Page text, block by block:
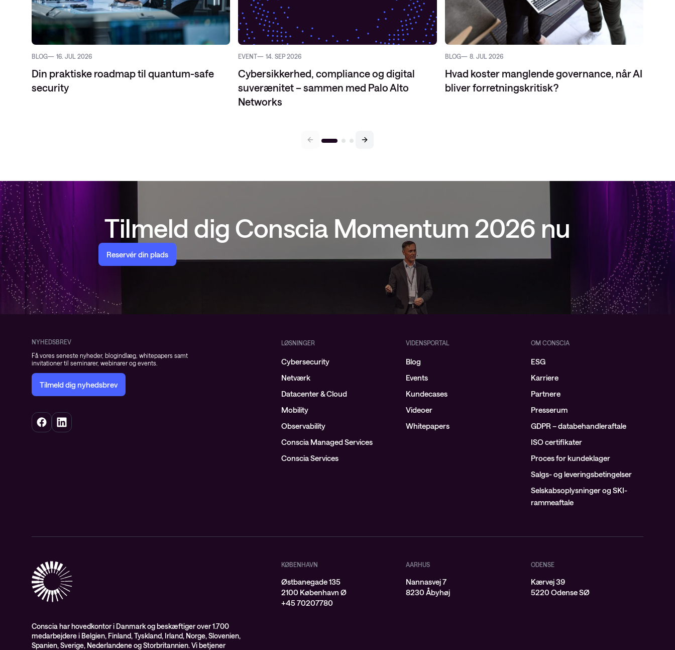
BLOG 16. JUL 2026
Din praktiske roadmap til quantum-safe
security
EVENT 14. SEP 2026
Cybersikkerhed, compliance og digital
suverænitet – sammen med Palo Alto
Networks
BLOG 8. JUL 2026
Hvad koster manglende governance, når AI
bliver forretningskritisk?
Tilmeld dig Conscia Momentum 2026 nu
Reservér din plads
NYHEDSBREV
Få vores seneste nyheder, blogindlæg, whitepapers samt
invitationer til seminarer, webinarer og events.
Tilmeld dig nyhedsbrev
LØSNINGER
Cybersecurity
Netværk
Datacenter & Cloud
Mobility
Observability
Conscia Managed Services
Conscia Services
VIDENSPORTAL
Blog
Events
Kundecases
Videoer
Whitepapers
OM CONSCIA
ESG
Karriere
Partnere
Presserum
GDPR – databehandleraftale
ISO certifikater
Proces for kundeklager
Salgs- og leveringsbetingelser
Selskabsoplysninger og SKI-
rammeaftale
Conscia har hovedkontor i Danmark og beskæftiger over 1.700
medarbejdere i Belgien, Finland, Tyskland, Irland, Norge, Slovenien,
Spanien, Sverige, Nederlandene og Storbritannien. Vi betjener
KØBENHAVN
Østbanegade 135
2100 København Ø
+45 70207780
AARHUS
Nannasvej 7
8230 Åbyhøj
ODENSE
Kærvej 39
5220 Odense SØ